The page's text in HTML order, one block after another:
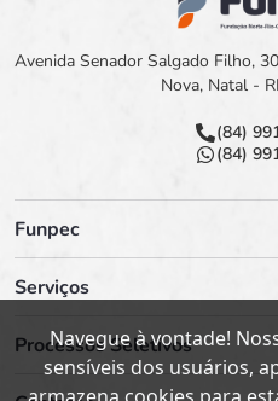
Avenida Senador Salgado Filho,
Nova, Natal -
(84)
(84)
Funpec
Serviços
Processos Seletivos
Navegue à vontade!
sensíveis dos usuários,